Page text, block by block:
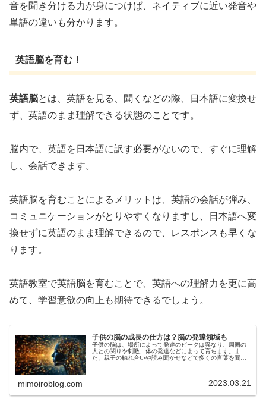
音を聞き分ける力が身につけば、ネイティブに近い発音や
単語の違いも分かります。
英語脳を育む！
英語脳とは、英語を見る、聞くなどの際、日本語に変換せ
ず、英語のまま理解できる状態のことです。
脳内で、英語を日本語に訳す必要がないので、すぐに理解
し、会話できます。
英語脳を育むことによるメリットは、英語の会話が弾み、
コミュニケーションがとりやすくなりますし、日本語へ変
換せずに英語のまま理解できるので、レスポンスも早くな
ります。
英語教室で英語脳を育むことで、英語への理解力を更に高
めて、学習意欲の向上も期待できるでしょう。
子供の脳の成長の仕方は？脳の発達領域も
子供の脳は、場所によって発達のピークは異なり、周囲の
人との関りや刺激、体の発達などによって育ちます。ま
た、親子の触れ合いや読み聞かせなどで多くの言葉を聞く
mimoiroblog.com 2023.03.21